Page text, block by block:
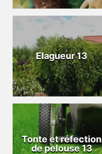
Elagueur 13
Tonte et réfection
de pelouse 13